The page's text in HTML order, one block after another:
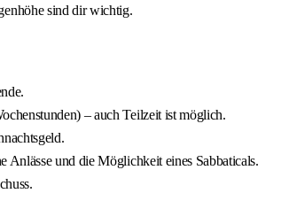
sind dir wichtig.
– auch Teilzeit ist möglich.
Anlässe und die Möglichkeit eines Sabbaticals.